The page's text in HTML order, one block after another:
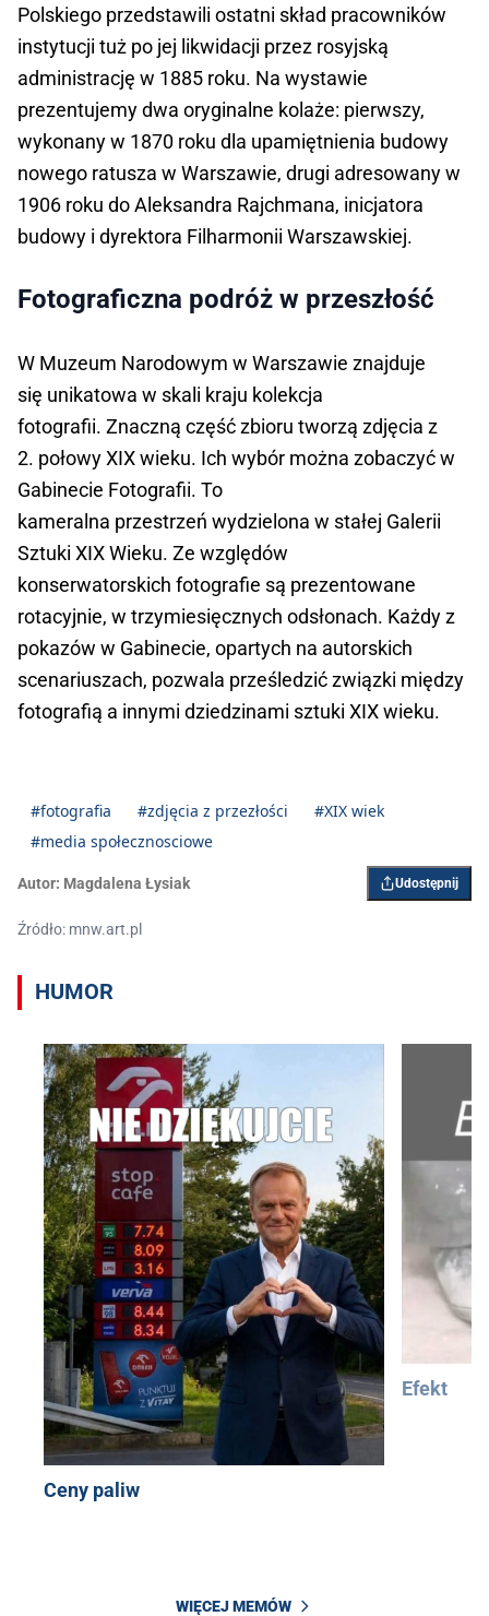
Polskiego przedstawili ostatni skład pracowników
instytucji tuż po jej likwidacji przez rosyjską
administrację w 1885 roku. Na wystawie
prezentujemy dwa oryginalne kolaże: pierwszy,
wykonany w 1870 roku dla upamiętnienia budowy
nowego ratusza w Warszawie, drugi adresowany w
1906 roku do Aleksandra Rajchmana, inicjatora
budowy i dyrektora Filharmonii Warszawskiej.
Fotograficzna podróż w przeszłość
W Muzeum Narodowym w Warszawie znajduje
się unikatowa w skali kraju kolekcja
fotografii. Znaczną część zbioru tworzą zdjęcia z
2. połowy XIX wieku. Ich wybór można zobaczyć w
Gabinecie Fotografii. To
kameralna przestrzeń wydzielona w stałej Galerii
Sztuki XIX Wieku. Ze względów
konserwatorskich fotografie są prezentowane
rotacyjnie, w trzymiesięcznych odsłonach. Każdy z
pokazów w Gabinecie, opartych na autorskich
scenariuszach, pozwala prześledzić związki między
fotografią a innymi dziedzinami sztuki XIX wieku.
#fotografia #zdjęcia z przezłości
#XIX wiek
#media społecznosciowe
Autor: Magdalena Łysiak Udostępnij
Źródło: mnw.art.pl
HUMOR
Ceny paliw
Efekt
WIĘCEJ MEMÓW